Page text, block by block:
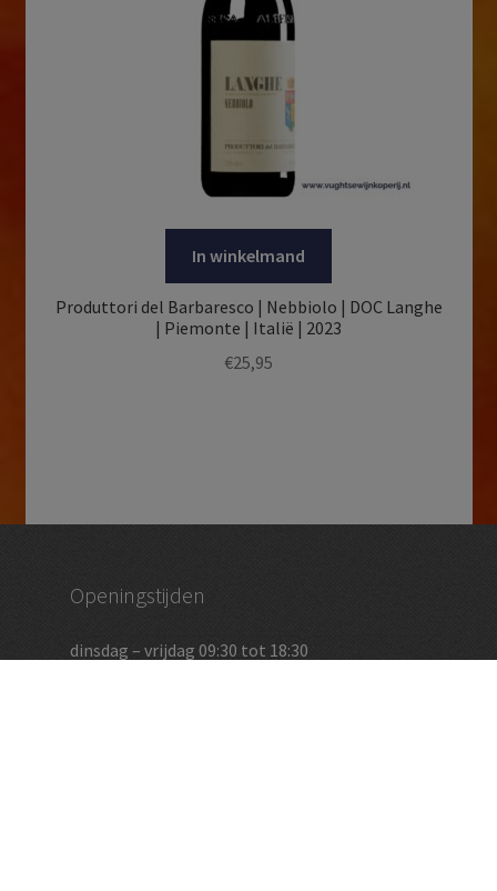
In winkelmand
Produttori del Barbaresco | Nebbiolo | DOC Langhe
| Piemonte | Italië | 2023
€25,95
Openingstijden
dinsdag – vrijdag 09:30 tot 18:30